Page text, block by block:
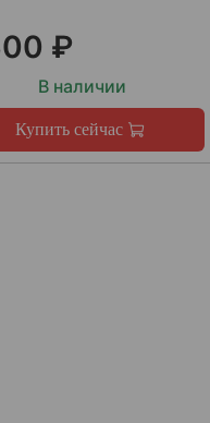
₽
В наличии
Купить сейчас